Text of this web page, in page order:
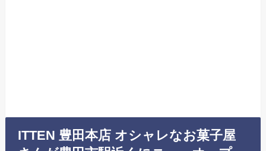
ITTEN 豊田本店 オシャレなお菓子屋